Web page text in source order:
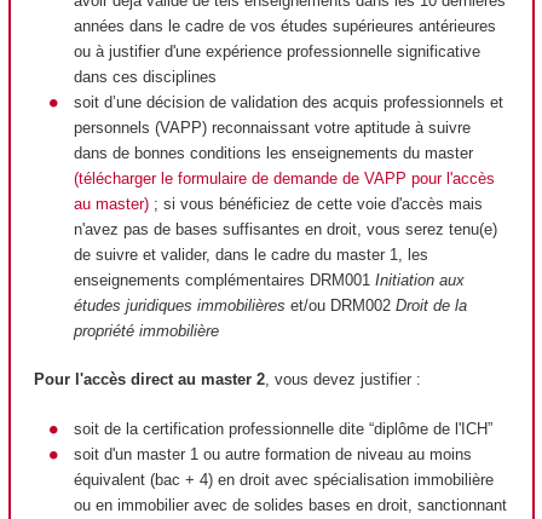
années dans le cadre de vos études supérieures antérieures
ou à justifier d'une expérience professionnelle significative
dans ces disciplines
soit d’une décision de validation des acquis professionnels et
personnels (VAPP) reconnaissant votre aptitude à suivre
dans de bonnes conditions les enseignements du master
(télécharger le formulaire de demande de VAPP pour l'accès
au master) ; si vous bénéficiez de cette voie d'accès mais
n'avez pas de bases suffisantes en droit, vous serez tenu(e)
de suivre et valider, dans le cadre du master 1, les
enseignements complémentaires DRM001 Initiation aux
études juridiques immobilières et/ou DRM002 Droit de la
propriété immobilière
Pour l'accès direct au master 2, vous devez justifier :
soit de la certification professionnelle dite “diplôme de l'ICH”
soit d'un master 1 ou autre formation de niveau au moins
équivalent (bac + 4) en droit avec spécialisation immobilière
ou en immobilier avec de solides bases en droit, sanctionnant